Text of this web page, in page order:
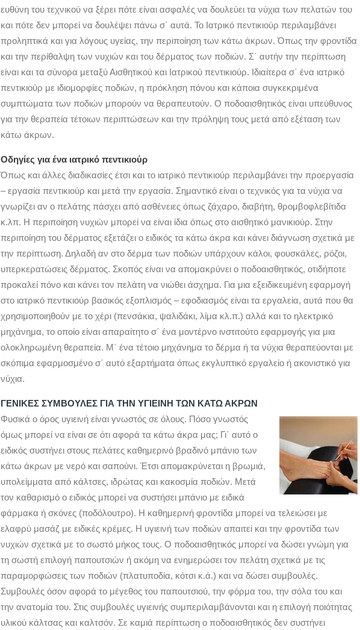
ευθύνη του τεχνικού να ξέρει πότε είναι ασφαλές να δουλεύει τα νύχια των πελατών του
και πότε δεν μπορεί να δουλέψει πάνω σ΄ αυτά. Το Ιατρικό πεντικιούρ περιλαμβάνει
προληπτικά και για λόγους υγείας, την περιποίηση των κάτω άκρων. Όπως την φροντίδα
και την περίθαλψη των νυχιών και του δέρματος των ποδιών. Σ΄ αυτήν την περίπτωση
είναι και τα σύνορα μεταξύ Αισθητικού και Ιατρικού πεντικιούρ. Ιδιαίτερα σ΄ ένα ιατρικό
πεντικιούρ με ιδιομορφίες ποδιών, η πρόκληση πόνου και κάποια συγκεκριμένα
συμπτώματα των ποδιών μπορούν να θεραπευτούν. Ο ποδοαισθητικός είναι υπεύθυνος
για την θεραπεία τέτοιων περιπτώσεων και την πρόληψη τους μετά από εξέταση των
κάτω άκρων.
Οδηγίες για ένα ιατρικό πεντικιούρ
Όπως και άλλες διαδικασίες έτσι και το ιατρικό πεντικιούρ περιλαμβάνει την προεργασία
– εργασία πεντικιούρ και μετά την εργασία. Σημαντικό είναι ο τεχνικός για τα νύχια να
γνωρίζει αν ο πελάτης πάσχει από ασθένειες όπως ζάχαρο, διαβήτη, θρομβοφλεβίτιδα
κ.λπ. Η περιποίηση νυχιών μπορεί να είναι ίδια όπως στο αισθητικό μανικιούρ. Στην
περιποίηση του δέρματος εξετάζει ο ειδικός τα κάτω άκρα και κάνει διάγνωση σχετικά με
την περίπτωση. Δηλαδή αν στο δέρμα των ποδιών υπάρχουν κάλοι, φουσκάλες, ρόζοι,
υπερκερατώσεις δέρματος. Σκοπός είναι να απομακρύνει ο ποδοαισθητικός, οτιδήποτε
προκαλεί πόνο και κάνει τον πελάτη να νιώθει άσχημα. Για μια εξειδικευμένη εφαρμογή
στο ιατρικό πεντικιούρ βασικός εξοπλισμός – εφοδιασμός είναι τα εργαλεία, αυτά που θα
χρησιμοποιηθούν με το χέρι (πενσάκια, ψαλιδάκι, λίμα κλ.π.) αλλά και το ηλεκτρικό
μηχάνημα, το οποίο είναι απαραίτητο σ΄ ένα μοντέρνο ινστιτούτο εφαρμογής για μια
ολοκληρωμένη θεραπεία. Μ΄ ένα τέτοιο μηχάνημα το δέρμα ή τα νύχια θεραπεύονται με
σκόπιμα εφαρμοσμένο σ΄ αυτό εξαρτήματα όπως εκγλυπτικό εργαλείο ή ακονιστικό για
νύχια.
ΓΕΝΙΚΕΣ ΣΥΜΒΟΥΛΕΣ ΓΙΑ ΤΗΝ ΥΓΙΕΙΝΗ ΤΩΝ ΚΑΤΩ ΑΚΡΩΝ
Φυσικά ο όρος υγιεινή είναι γνωστός σε όλους. Πόσο γνωστός
όμως μπορεί να είναι σε ότι αφορά τα κάτω άκρα μας; Γι΄ αυτό ο
ειδικός συστήνει στους πελάτες καθημερινό βραδινό μπάνιο των
κάτω άκρων με νερό και σαπούνι. Έτσι απομακρύνεται η βρωμιά,
υπολείμματα από κάλτσες, ιδρώτας και κακοσμία ποδιών. Μετά
τον καθαρισμό ο ειδικός μπορεί να συστήσει μπάνιο με ειδικά
φάρμακα ή σκόνες (ποδόλουτρο). Η καθημερινή φροντίδα μπορεί να τελειώσει με
ελαφρύ μασάζ με ειδικές κρέμες. Η υγιεινή των ποδιών απαιτεί και την φροντίδα των
νυχιών σχετικά με το σωστό μήκος τους. Ο ποδοαισθητικός μπορεί να δώσει γνώμη για
τη σωστή επιλογή παπουτσιών ή ακόμη να ενημερώσει τον πελάτη σχετικά με τις
παραμορφώσεις των ποδιών (πλατυποδία, κότσι κ.ά.) και να δώσει συμβουλές.
Συμβουλές όσον αφορά το μέγεθος του παπουτσιού, την φόρμα του, την σόλα του και
την ανατομία του. Στις συμβουλές υγιεινής συμπεριλαμβάνονται και η επιλογή ποιότητας
υλικού κάλτσας και καλτσόν. Σε καμιά περίπτωση ο ποδοαισθητικός δεν συστήνει